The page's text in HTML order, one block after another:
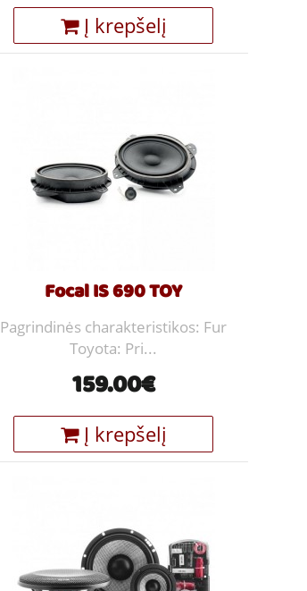
Į krepšelį
Focal IS 690 TOY
Pagrindinės charakteristikos: Fur
Toyota: Pri...
159.00€
Į krepšelį